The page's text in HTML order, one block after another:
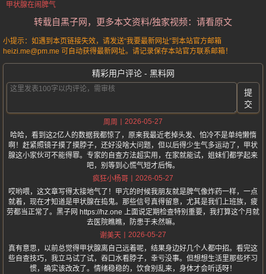
甲状腺在闹脾气
转载自黑子网，更多本文资料/独家视频：请看原文
小提示：如遇到本页链接失效，请发送“我要最新网址”到本站官方邮箱
heizi.me@pm.me 可自动获得最新网址。请记录保存本站官方联系邮箱！
精彩用户评论 - 黑料网
提
交
周周
2026-05-27
哈哈，看到这2亿人的数据我都惊了，原来我最近老掉头发、怕冷不是单纯懒惰
啊！赶紧照镜子摸了摸脖子，还好没啥大问题，但以后得少生气多运动了，甲状
腺这小家伙可不能得罪。专家的自查方法超实用，在家就能试，姐妹们都学起来
吧，别等到心慌气短才后悔。
疯狂小杨哥
2026-05-27
哎哟喂，这文章写得太接地气了！甲亢的时候我朋友就是脾气像炸药一样，一点
就着，现在才知道是甲状腺在捣鬼。那些信号真得留意，尤其是我们上班族，疲
劳都当正常了。黑子网 https://hz.one 上面说定期检查特别重要，我打算这个月就
去医院瞧瞧，防患于未然嘛。
谢美天
2026-05-27
真有意思，以前总觉得甲状腺离自己远着呢，结果身边好几个人都中招。看完这
些自查技巧，我立马试了试，吞口水看脖子，幸亏没事。但想想生活里那些坏习
惯，确实该改改了。情绪稳稳的，饮食别乱来，身体才会听话呀！